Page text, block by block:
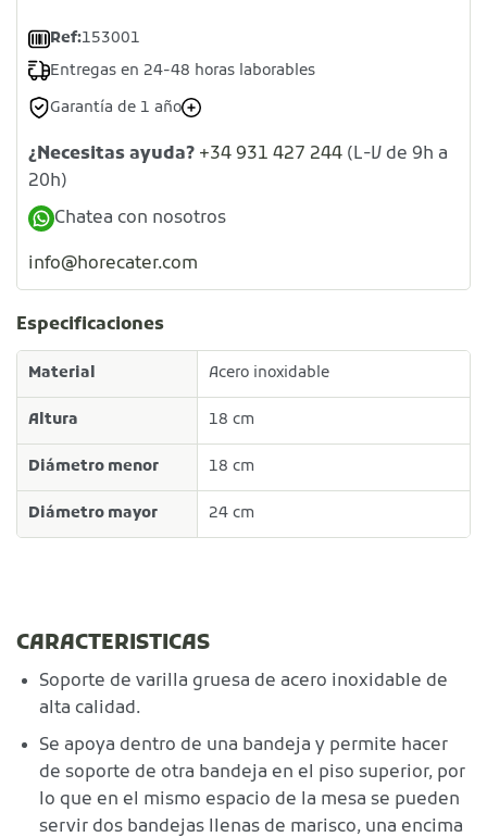
Ref:153001
Entregas en 24-48 horas laborables
Garantía de 1 año
¿Necesitas ayuda? +34 931 427 244 (L-V de 9h a
20h)
Chatea con nosotros
info@horecater.com
Especificaciones
Material Acero inoxidable
Altura 18 cm
Diámetro menor 18 cm
Diámetro mayor 24 cm
CARACTERISTICAS
Soporte de varilla gruesa de acero inoxidable de
alta calidad.
Se apoya dentro de una bandeja y permite hacer
de soporte de otra bandeja en el piso superior, por
lo que en el mismo espacio de la mesa se pueden
servir dos bandejas llenas de marisco, una encima